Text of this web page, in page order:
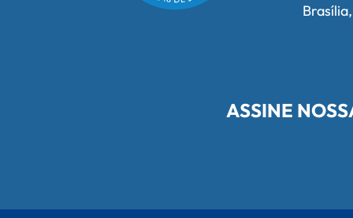
ASSINE
Redes Sociais do Conselho